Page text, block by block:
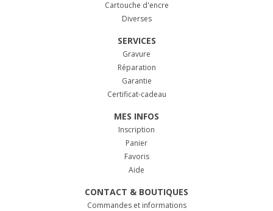
Cartouche d'encre
Diverses
SERVICES
Gravure
Réparation
Garantie
Certificat-cadeau
MES INFOS
Inscription
Panier
Favoris
Aide
CONTACT & BOUTIQUES
Commandes et informations